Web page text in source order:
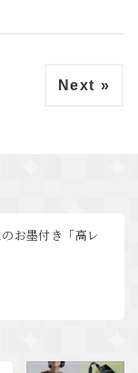
Next »
お墨付き「高レ